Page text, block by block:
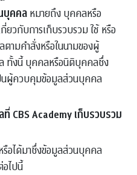
บุคคล หมายถึง บุคคลหรือ
ยวกับการเก็บรวบรวม ใช้ หรือ
ามคำสั่งหรือในนามของผู้
ทั้งนี้ บุคคลหรือนิติบุคคลซึ่ง
นผู้ควบคุมข้อมูลส่วนบุคคล
CBS Academy เก็บรวบรวม
รือได้มาซึ่งข้อมูลส่วนบุคคล
ไปนี้